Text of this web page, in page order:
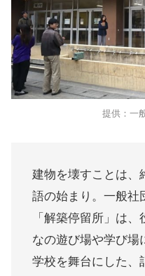
提供：一
建物を壊すことは、
語の始まり。一般社
「解築停留所」は
なの遊び場や学び場
学校を舞台にした、